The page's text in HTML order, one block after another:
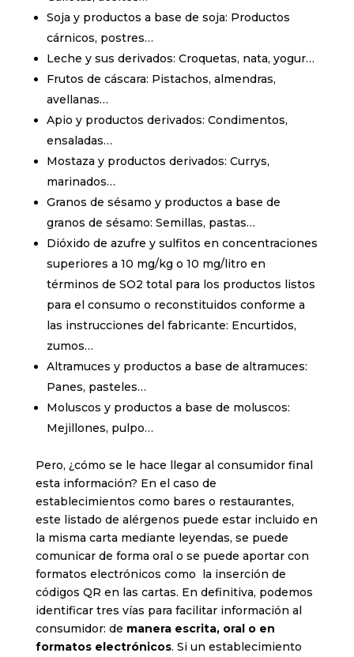
Soja y productos a base de soja: Productos
cárnicos, postres…
Leche y sus derivados: Croquetas, nata, yogur…
Frutos de cáscara: Pistachos, almendras,
avellanas…
Apio y productos derivados: Condimentos,
ensaladas…
Mostaza y productos derivados: Currys,
marinados…
Granos de sésamo y productos a base de
granos de sésamo: Semillas, pastas…
Dióxido de azufre y sulfitos en concentraciones
superiores a 10 mg/kg o 10 mg/litro en
términos de SO2 total para los productos listos
para el consumo o reconstituidos conforme a
las instrucciones del fabricante: Encurtidos,
zumos…
Altramuces y productos a base de altramuces:
Panes, pasteles…
Moluscos y productos a base de moluscos:
Mejillones, pulpo…
Pero, ¿cómo se le hace llegar al consumidor final
esta información? En el caso de
establecimientos como bares o restaurantes,
este listado de alérgenos puede estar incluido en
la misma carta mediante leyendas, se puede
comunicar de forma oral o se puede aportar con
formatos electrónicos como la inserción de
códigos QR en las cartas. En definitiva, podemos
identificar tres vías para facilitar información al
consumidor: de manera escrita, oral o en
formatos electrónicos. Si un establecimiento